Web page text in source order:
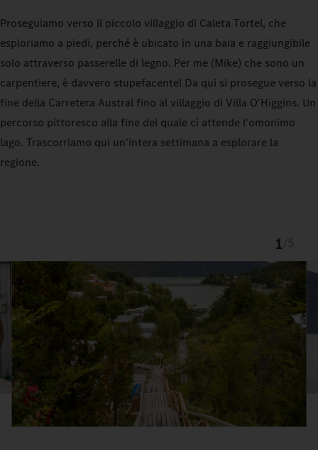
Proseguiamo verso il piccolo villaggio di Caleta Tortel, che
esploriamo a piedi, perché è ubicato in una baia e raggiungibile
solo attraverso passerelle di legno. Per me (Mike) che sono un
carpentiere, è davvero stupefacente! Da qui si prosegue verso la
fine della Carretera Austral fino al villaggio di Villa O'Higgins. Un
percorso pittoresco alla fine del quale ci attende l'omonimo
lago. Trascorriamo qui un'intera settimana a esplorare la
regione.
1